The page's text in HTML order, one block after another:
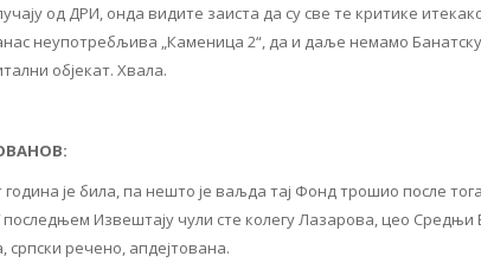
од ДРИ, онда видите заиста да су све те критике
неупотребљива „Каменица 2“, да и даље немамо
објекат. Хвала.
година је била, па нешто је ваљда тај Фонд трошио после
Извештају чули сте колегу Лазарова, цео Средњи
српски речено, апдејтована.